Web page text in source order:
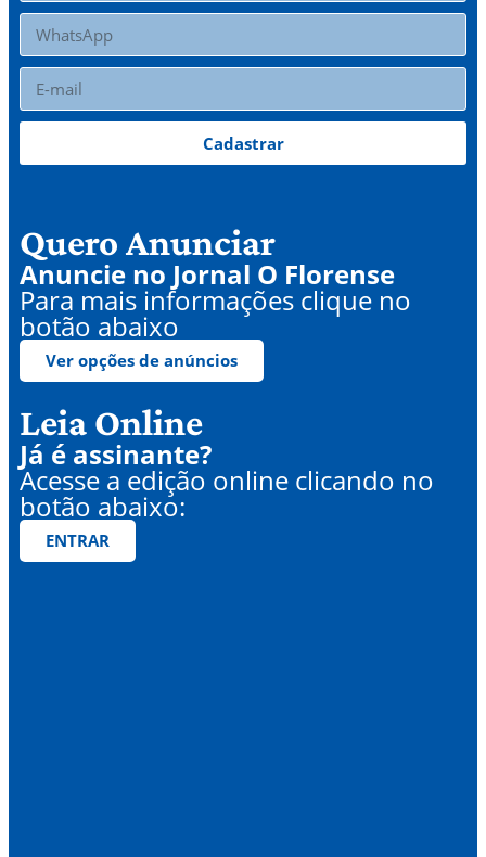
Cadastrar
Quero Anunciar
Anuncie no Jornal O Florense
Para mais informações clique no
botão abaixo
Ver opções de anúncios
Leia Online
Já é assinante?
Acesse a edição online clicando no
botão abaixo:
ENTRAR